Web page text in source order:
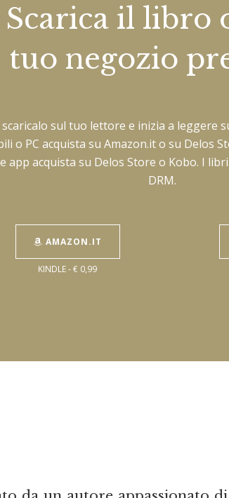
Scarica il libro
tuo negozio
scaricalo sul tuo lettore e inizia a leggere
o PC acquista su Amazon.it o su Delos
app acquista su Delos Store o Kobo. I
DRM.
AMAZON.IT
KINDLE - € 0,99